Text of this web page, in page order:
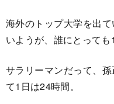
海外のトップ大学を出
いようが、誰にとっても
サラリーマンだって、
て1日は24時間。